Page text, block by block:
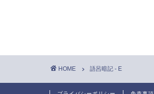
HOME 語呂暗記 - E